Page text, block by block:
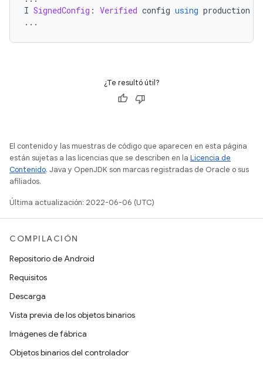
I SignedConfig : Verified config using production
...
¿Te resultó útil?
El contenido y las muestras de código que aparecen en esta página
están sujetas a las licencias que se describen en la Licencia de
Contenido. Java y OpenJDK son marcas registradas de Oracle o sus
afiliados.
Última actualización: 2022-06-06 (UTC)
COMPILACIÓN
Repositorio de Android
Requisitos
Descarga
Vista previa de los objetos binarios
Imágenes de fábrica
Objetos binarios del controlador